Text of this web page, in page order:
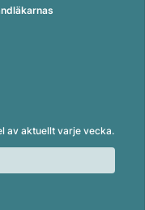
av aktuellt varje vecka.